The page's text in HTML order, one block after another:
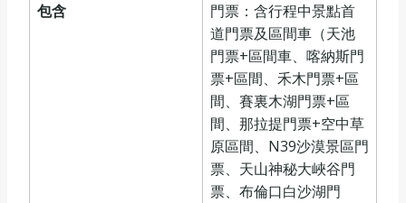
包含
門票：含行程中景點首
道門票及區間車（天池
門票+區間車、喀納斯門
票+區間、禾木門票+區
間、賽裏木湖門票+區
間、那拉提門票+空中草
原區間、N39沙漠景區門
票、天山神秘大峽谷門
票、布倫口白沙湖門